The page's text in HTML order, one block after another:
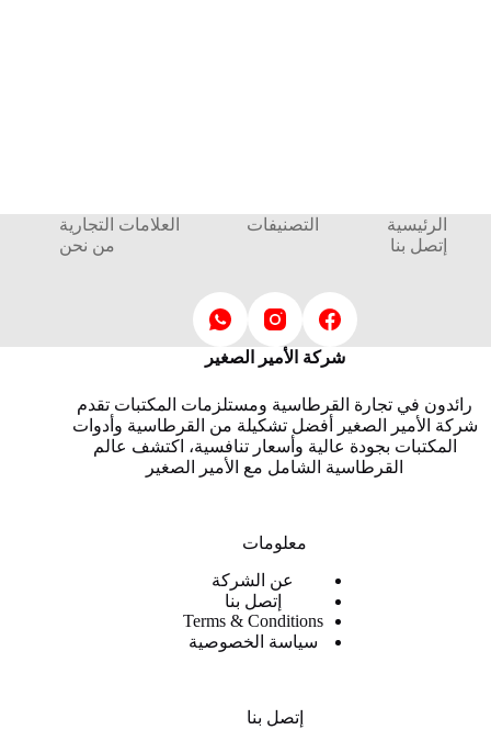
الرئيسية التصنيفات
العلامات التجارية
إتصل بنا
من نحن
شركة الأمير الصغير
رائدون في تجارة القرطاسية ومستلزمات المكتبات تقدم
شركة الأمير الصغير أفضل تشكيلة من القرطاسية وأدوات
المكتبات بجودة عالية وأسعار تنافسية، اكتشف عالم
القرطاسية الشامل مع الأمير الصغير
معلومات
عن الشركة
إتصل بنا
Terms & Conditions
سياسة الخصوصية
إتصل بنا